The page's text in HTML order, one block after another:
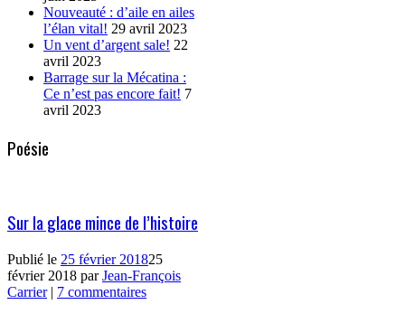
Nouveauté : d’aile en ailes
l’élan vital! 29 avril 2023
Un vent d’argent sale! 22
avril 2023
Barrage sur la Mécatina :
Ce n’est pas encore fait! 7
avril 2023
Poésie
Sur la glace mince de l’histoire
Publié le 25 février 201825
février 2018 parJean-François
Carrier| 7 commentaires